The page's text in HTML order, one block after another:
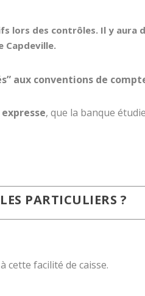
lors des contrôles. Il y aura
Capdeville.
aux conventions de
, que la banque
PARTICULIERS ?
cette facilité de caisse.